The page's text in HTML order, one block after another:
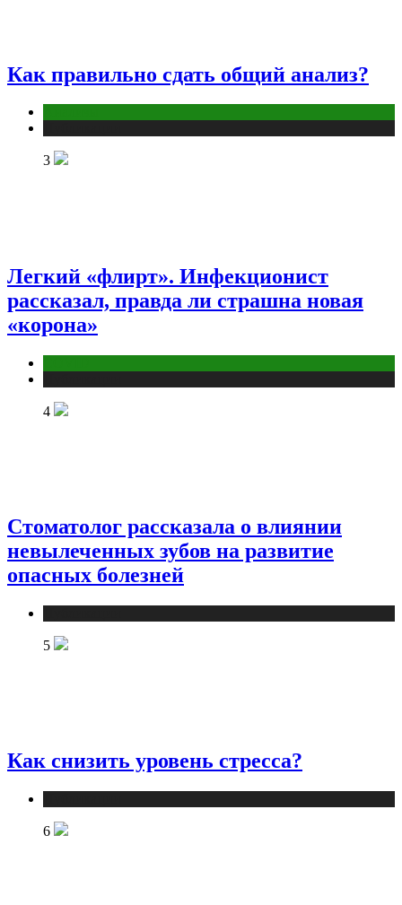
Как правильно сдать общий анализ?
3
Легкий «флирт». Инфекционист
рассказал, правда ли страшна новая
«корона»
4
Стоматолог рассказала о влиянии
невылеченных зубов на развитие
опасных болезней
5
Как снизить уровень стресса?
6